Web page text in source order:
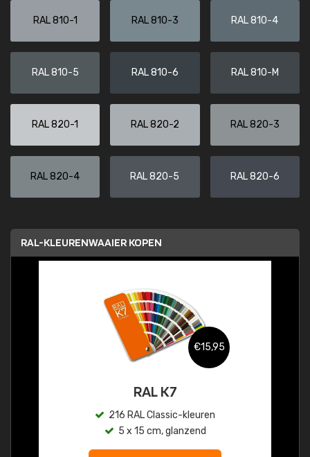
RAL 810-1 RAL 810-3 RAL 810-4
RAL 810-5 RAL 810-6 RAL 810-M
RAL 820-1 RAL 820-2 RAL 820-3
RAL 820-4 RAL 820-5 RAL 820-6
RAL-KLEURENWAAIER KOPEN
€15,95
RAL K7
216 RAL Classic-kleuren
5 x 15 cm, glanzend